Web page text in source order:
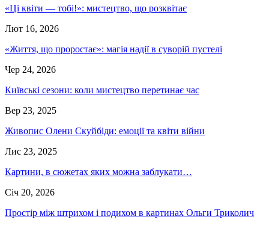
«Ці квіти — тобі!»: мистецтво, що розквітає
Лют 16, 2026
«Життя, що проростає»: магія надії в суворій пустелі
Чер 24, 2026
Київські сезони: коли мистецтво перетинає час
Вер 23, 2025
Живопис Олени Скуйбіди: емоції та квіти війни
Лис 23, 2025
Картини, в сюжетах яких можна заблукати…
Січ 20, 2026
Простір між штрихом і подихом в картинах Ольги Триколич